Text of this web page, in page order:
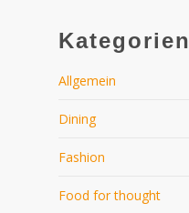
Kategorien
Allgemein
Dining
Fashion
Food for thought